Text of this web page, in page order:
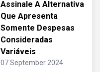
Assinale A Alternativa
Que Apresenta
Somente Despesas
Consideradas
Variáveis
07 September 2024